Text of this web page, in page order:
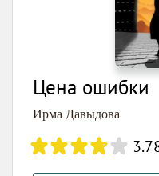
Цена ошибки
Ирма Давыдова